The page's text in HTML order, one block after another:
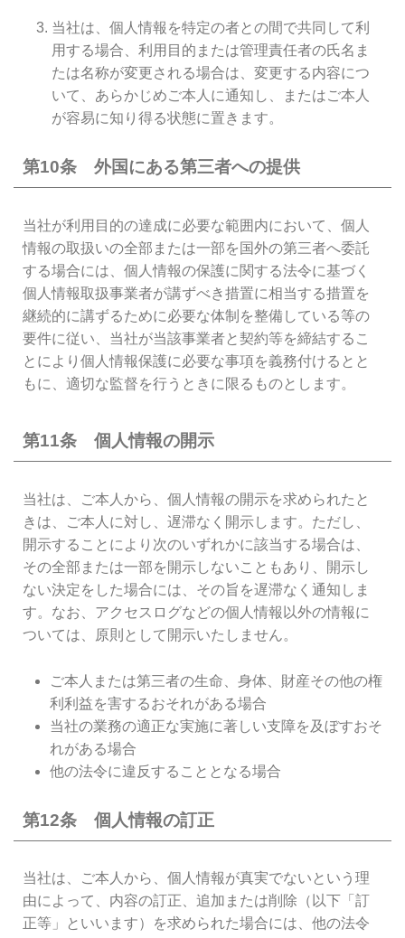
当社は、個人情報を特定の者との間で共同して利
用する場合、利用目的または管理責任者の氏名ま
たは名称が変更される場合は、変更する内容につ
いて、あらかじめご本人に通知し、またはご本人
が容易に知り得る状態に置きます。
第10条 外国にある第三者への提供
当社が利用目的の達成に必要な範囲内において、個人
情報の取扱いの全部または一部を国外の第三者へ委託
する場合には、個人情報の保護に関する法令に基づく
個人情報取扱事業者が講ずべき措置に相当する措置を
継続的に講ずるために必要な体制を整備している等の
要件に従い、当社が当該事業者と契約等を締結するこ
とにより個人情報保護に必要な事項を義務付けるとと
もに、適切な監督を行うときに限るものとします。
第11条 個人情報の開示
当社は、ご本人から、個人情報の開示を求められたと
きは、ご本人に対し、遅滞なく開示します。ただし、
開示することにより次のいずれかに該当する場合は、
その全部または一部を開示しないこともあり、開示し
ない決定をした場合には、その旨を遅滞なく通知しま
す。なお、アクセスログなどの個人情報以外の情報に
ついては、原則として開示いたしません。
ご本人または第三者の生命、身体、財産その他の権
利利益を害するおそれがある場合
当社の業務の適正な実施に著しい支障を及ぼすおそ
れがある場合
他の法令に違反することとなる場合
第12条 個人情報の訂正
当社は、ご本人から、個人情報が真実でないという理
由によって、内容の訂正、追加または削除（以下「訂
正等」といいます）を求められた場合には、他の法令